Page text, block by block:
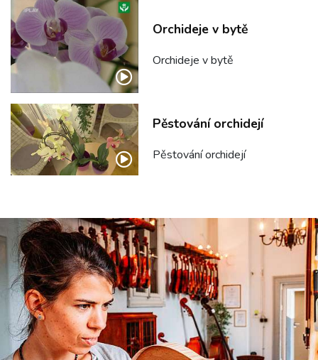
Orchideje v bytě
Orchideje v bytě
Pěstování orchidejí
Pěstování orchidejí